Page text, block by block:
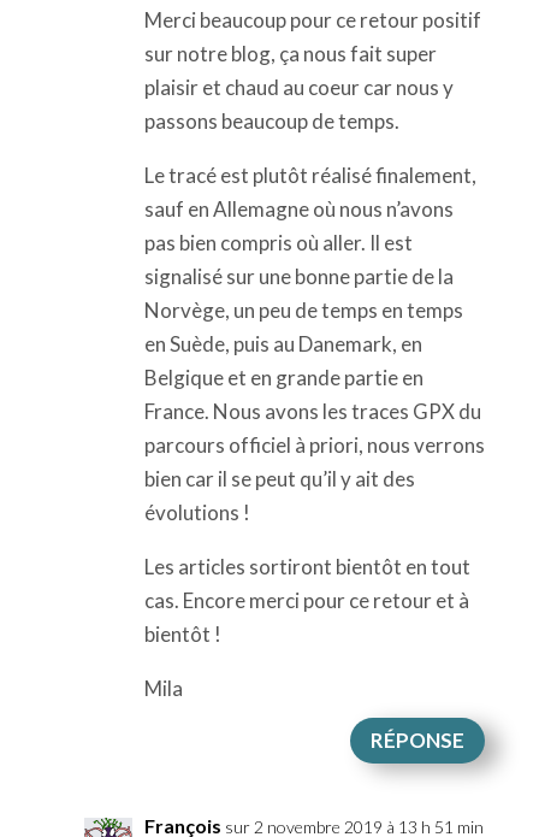
Merci beaucoup pour ce retour positif
sur notre blog, ça nous fait super
plaisir et chaud au coeur car nous y
passons beaucoup de temps.
Le tracé est plutôt réalisé finalement,
sauf en Allemagne où nous n’avons
pas bien compris où aller. Il est
signalisé sur une bonne partie de la
Norvège, un peu de temps en temps
en Suède, puis au Danemark, en
Belgique et en grande partie en
France. Nous avons les traces GPX du
parcours officiel à priori, nous verrons
bien car il se peut qu’il y ait des
évolutions !
Les articles sortiront bientôt en tout
cas. Encore merci pour ce retour et à
bientôt !
Mila
RÉPONSE
François sur 2 novembre 2019 à 13 h 51 min